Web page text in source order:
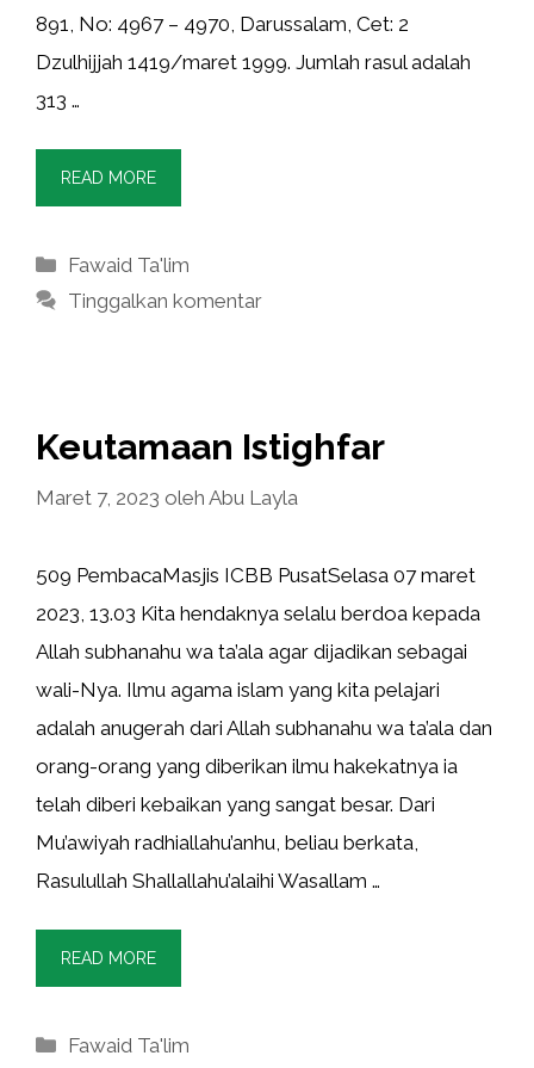
891, No: 4967 – 4970, Darussalam, Cet: 2
Dzulhijjah 1419/maret 1999. Jumlah rasul adalah
313 …
READ MORE
Kategori
Fawaid Ta'lim
Tinggalkan komentar
Keutamaan Istighfar
Maret 7, 2023 oleh Abu Layla
509 PembacaMasjis ICBB PusatSelasa 07 maret
2023, 13.03 Kita hendaknya selalu berdoa kepada
Allah subhanahu wa ta’ala agar dijadikan sebagai
wali-Nya. Ilmu agama islam yang kita pelajari
adalah anugerah dari Allah subhanahu wa ta’ala dan
orang-orang yang diberikan ilmu hakekatnya ia
telah diberi kebaikan yang sangat besar. Dari
Mu’awiyah radhiallahu’anhu, beliau berkata,
Rasulullah Shallallahu’alaihi Wasallam …
READ MORE
Kategori
Fawaid Ta'lim